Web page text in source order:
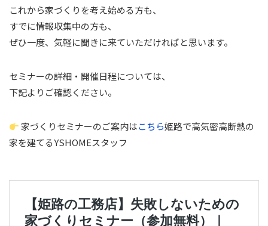
これから家づくりを考え始める方も、
すでに情報収集中の方も、
ぜひ一度、気軽に聞きに来ていただければと思います。
セミナーの詳細・開催日程については、
下記よりご確認ください。
家づくりセミナーのご案内はこちら姫路で高気密高断熱の
家を建てるYSHOMEスタッフ